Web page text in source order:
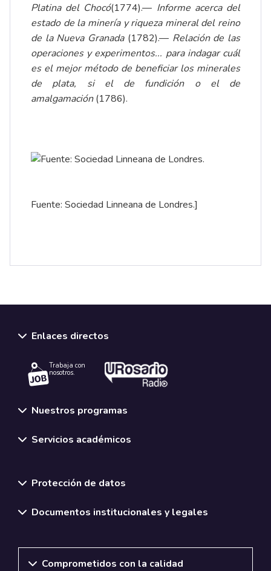
Platina del Chocó(1774).— Informe acerca del
estado de la minería y riqueza mineral del reino
de la Nueva Granada(1782).— Relación de las
operaciones y experimentos... para indagar cuál
es el mejor método de beneficiar los minerales
de plata, si el de fundición o el de
amalgamación(1786).
Fuente: Sociedad Linneana de Londres.]
Enlaces directos
Trabaja con
nosotros.
Nuestros programas
Servicios académicos
Protección de datos
Documentos institucionales y legales
Comprometidos con la calidad